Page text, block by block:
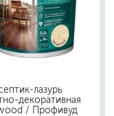
лазурь
декоративная
/ Профивуд